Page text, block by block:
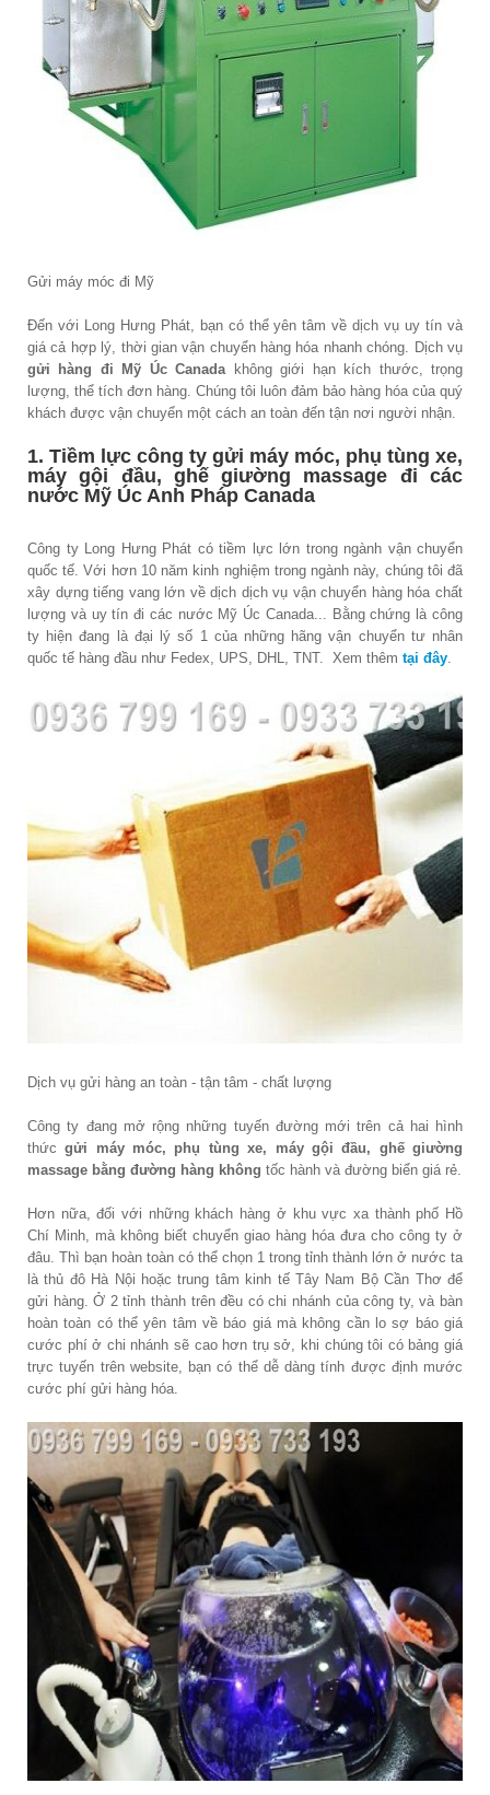
Gửi máy móc đi Mỹ
Đến với Long Hưng Phát, bạn có thể yên tâm về dịch vụ uy tín và
giá cả hợp lý, thời gian vận chuyển hàng hóa nhanh chóng. Dịch vụ
gửi hàng đi Mỹ Úc Canada không giới hạn kích thước, trọng
lượng, thể tích đơn hàng. Chúng tôi luôn đảm bảo hàng hóa của quý
khách được vận chuyển một cách an toàn đến tận nơi người nhận.
1. Tiềm lực công ty gửi máy móc, phụ tùng xe,
máy gội đầu, ghế giường massage đi các
nước Mỹ Úc Anh Pháp Canada
Công ty Long Hưng Phát có tiềm lực lớn trong ngành vận chuyển
quốc tế. Với hơn 10 năm kinh nghiệm trong ngành này, chúng tôi đã
xây dựng tiếng vang lớn về dịch dịch vụ vận chuyển hàng hóa chất
lượng và uy tín đi các nước Mỹ Úc Canada... Bằng chứng là công
ty hiện đang là đại lý số 1 của những hãng vận chuyển tư nhân
quốc tế hàng đầu như Fedex, UPS, DHL, TNT. Xem thêm tại đây
Dịch vụ gửi hàng an toàn - tận tâm - chất lượng
Công ty đang mở rộng những tuyến đường mới trên cả hai hình
thứcgửi máy móc, phụ tùng xe, máy gội đầu, ghế giường
massage bằng đường hàng không tốc hành và đường biển giá rẻ.
Hơn nữa, đối với những khách hàng ở khu vực xa thành phố Hồ
Chí Minh, mà không biết chuyển giao hàng hóa đưa cho công ty ở
đâu. Thì bạn hoàn toàn có thể chọn 1 trong tỉnh thành lớn ở nước ta
là thủ đô Hà Nội hoặc trung tâm kinh tế Tây Nam Bộ Cần Thơ để
gửi hàng. Ở 2 tỉnh thành trên đều có chi nhánh của công ty, và bàn
hoàn toàn có thể yên tâm về báo giá mà không cần lo sợ báo giá
cước phí ở chi nhánh sẽ cao hơn trụ sở, khi chúng tôi có bảng giá
trực tuyến trên website, bạn có thể dễ dàng tính được định mước
cước phí gửi hàng hóa.